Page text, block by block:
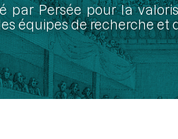
par Persée pour la
équipes de recherche et